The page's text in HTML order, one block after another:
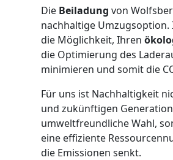
Die Beiladung von
nachhaltige
die Möglichkeit, Ihren
die Optimierung des
minimieren und somit die
Für uns ist Nachhaltigkeit
und zukünftigen
umweltfreundliche Wahl,
eine effiziente
die Emissionen senkt.